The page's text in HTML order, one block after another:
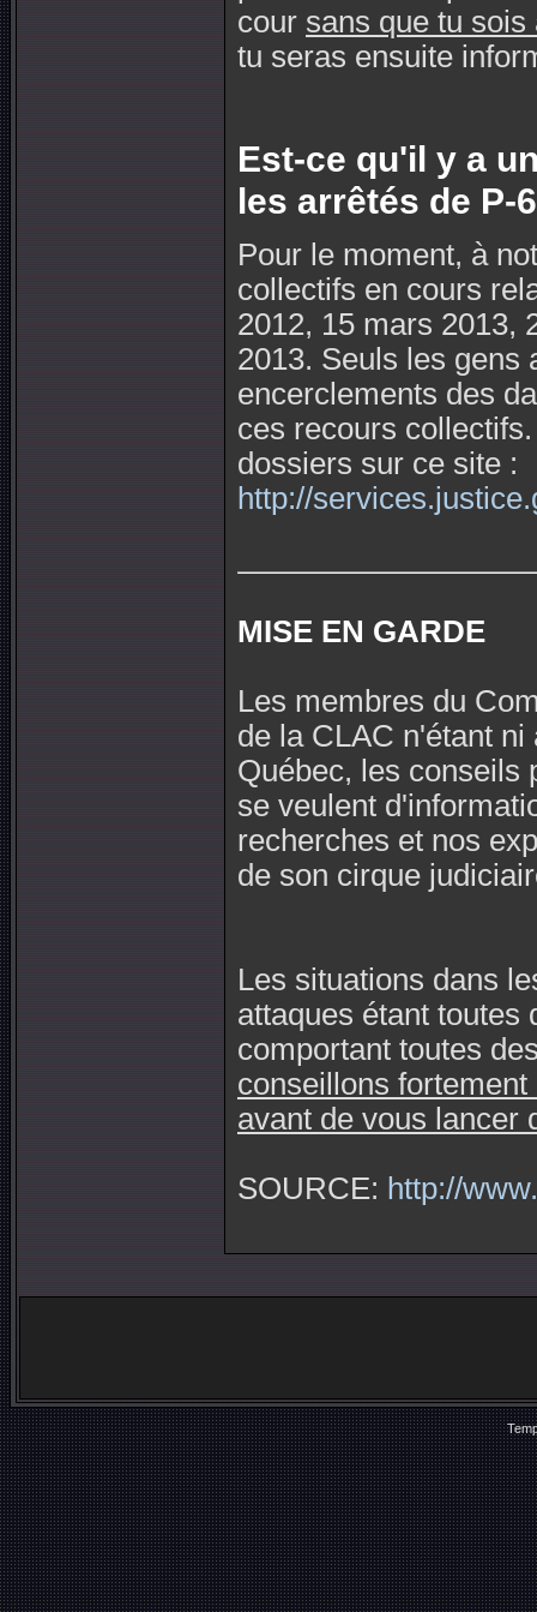
cour sans que tu sois
tu seras ensuite
Est-ce qu'il y a
les arrêtés de P-
Pour le moment, à
collectifs en cours
2012, 15 mars 2013,
2013. Seuls les gens
encerclements des
ces recours
dossiers sur ce site :
http://
MISE EN GARDE
Les membres du
de la CLAC n'étant
Québec, les conseils
se veulent
recherches et nos
de son cirque
Les situations dans
attaques étant toutes
comportant toutes
conseillons
avant de vous lancer
SOURCE: http://